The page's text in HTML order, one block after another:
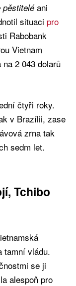
pěstiteléani
situaci pro
Rabobank
Vietnam
2 043 dolarů
čtyři roky.
v Brazílii, zase
zrna tak
sedm let.
Tchibo
tamní vládu.
se ji
alespoň pro